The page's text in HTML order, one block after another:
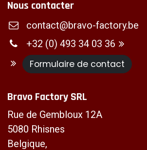
Nous contacter
contact@bravo-factory.be
+32 (0) 493 34 03 36
Formulaire de contact
Bravo Factory SRL
Rue de Gembloux 12A
5080 Rhisnes
Belgique,